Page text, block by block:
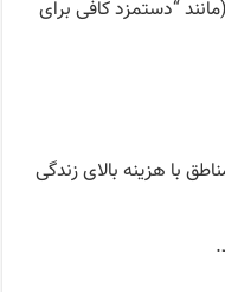
“دستمزد کافی برای
با هزینه بالای زندگی